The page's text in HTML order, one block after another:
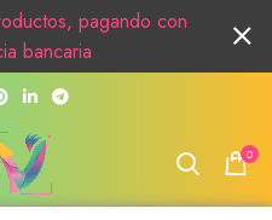
0
pagando con
bancaria